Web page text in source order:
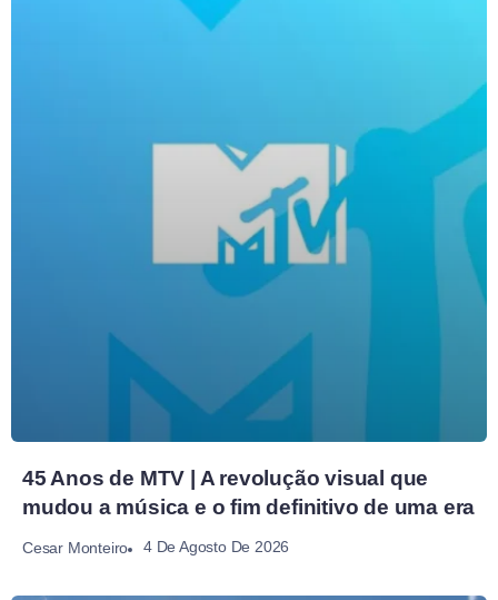
45 Anos de MTV | A revolução visual que
mudou a música e o fim definitivo de uma era
Cesar Monteiro 4 De Agosto De 2026